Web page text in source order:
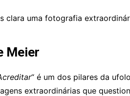
clara uma fotografia
Meier
“ é um dos pilares da
extraordinárias que